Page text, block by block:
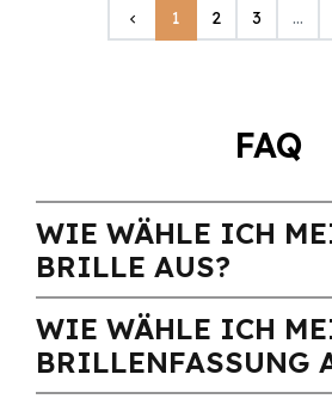
keyboard_arrow_left Zurück
1 2 3 …
FAQ
WIE WÄHLE ICH
BRILLE AUS?
WIE WÄHLE ICH
BRILLENFASSUNG